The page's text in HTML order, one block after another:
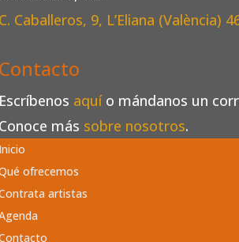
C. Caballeros, 9, L’Eliana (València)
Contacto
Escríbenos aquío mándanos un
Conoce más sobre nosotros.
Inicio
ofrecemos
artistas